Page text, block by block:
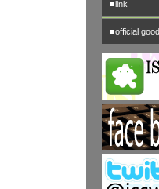
■link
■official